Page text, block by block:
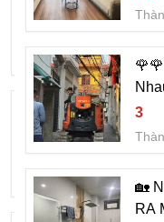
nên
Lô
Uri
3
🏡
RA